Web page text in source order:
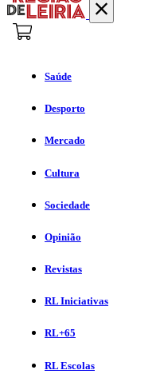
Saúde
Desporto
Mercado
Cultura
Sociedade
Opinião
Revistas
RL Iniciativas
RL+65
RL Escolas